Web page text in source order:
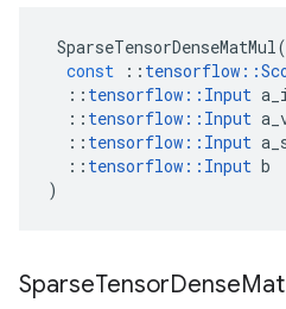
SparseTensorDenseMatMul(
const
:: tensorflow ::
:: tensorflow :: Input
:: tensorflow :: Input
:: tensorflow :: Input
:: tensorflow :: Input b
)
SparseTensorDenseMat